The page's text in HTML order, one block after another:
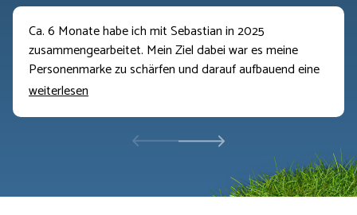
Ca. 6 Monate habe ich mit Sebastian in 2025
zusammengearbeitet. Mein Ziel dabei war es meine
Personenmarke zu schärfen und darauf aufbauend eine
passende Akquisestrategie zu bauen. Insgesamt konnte
Wichtig ist mir vor allem zu sagen, dass Sebastian
enabled. Er nimmt also einem nicht ab, selbst den Kopf
einzuschalten und nachzudenken. Gerade das verankert
das erarbeitete enorm. Mit der Zusammenarbeit bin ich
weiterlesen